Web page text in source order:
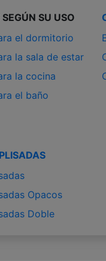
SU USO
el dormitorio
la sala de estar
la cocina
el baño
Opacos
Doble